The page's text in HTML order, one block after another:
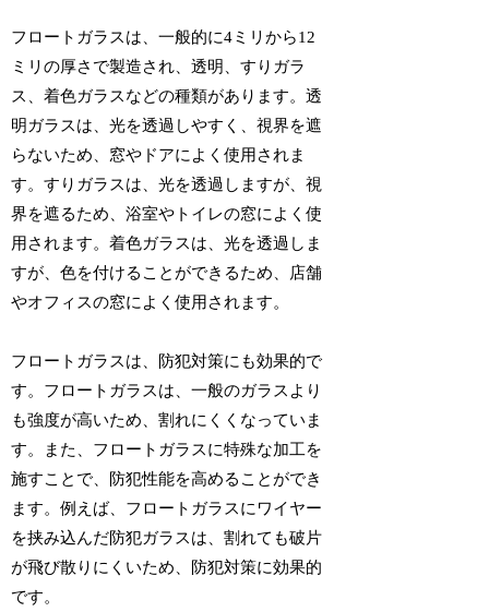
フロートガラスは、一般的に4ミリから12
ミリの厚さで製造され、透明、すりガラ
ス、着色ガラスなどの種類があります。透
明ガラスは、光を透過しやすく、視界を遮
らないため、窓やドアによく使用されま
す。すりガラスは、光を透過しますが、視
界を遮るため、浴室やトイレの窓によく使
用されます。着色ガラスは、光を透過しま
すが、色を付けることができるため、店舗
やオフィスの窓によく使用されます。
フロートガラスは、防犯対策にも効果的で
す。フロートガラスは、一般のガラスより
も強度が高いため、割れにくくなっていま
す。また、フロートガラスに特殊な加工を
施すことで、防犯性能を高めることができ
ます。例えば、フロートガラスにワイヤー
を挟み込んだ防犯ガラスは、割れても破片
が飛び散りにくいため、防犯対策に効果的
です。